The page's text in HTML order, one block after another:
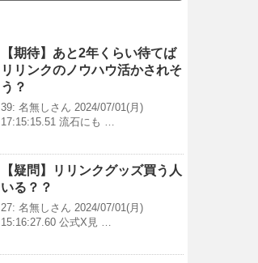
【期待】あと2年くらい待てば
リリンクのノウハウ活かされそ
う？
39: 名無しさん 2024/07/01(月)
17:15:15.51 流石にも …
【疑問】リリンクグッズ買う人
いる？？
27: 名無しさん 2024/07/01(月)
15:16:27.60 公式X見 …